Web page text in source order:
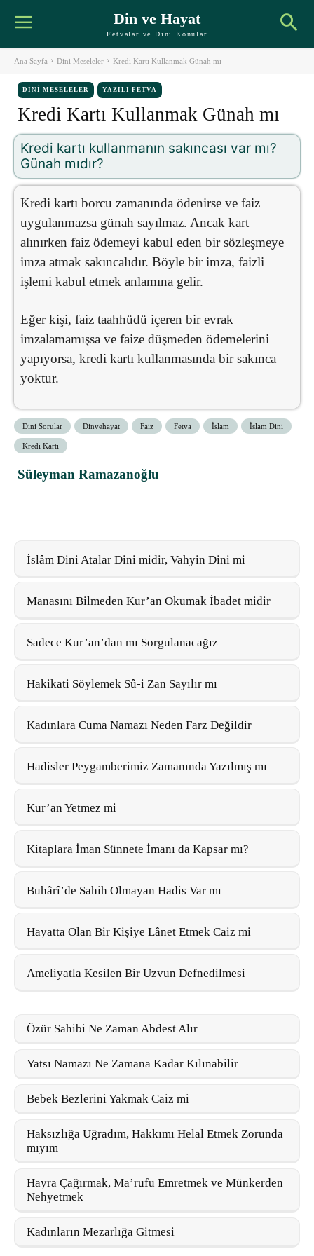
Din ve Hayat
Fetvalar ve Dini Konular
Ana Sayfa Dini Meseleler Kredi Kartı Kullanmak Günah mı
DINI MESELELER YAZILI FETVA
Kredi Kartı Kullanmak Günah mı
Kredi kartı kullanmanın sakıncası var mı?
Günah mıdır?
Kredi kartı borcu zamanında ödenirse ve faiz
uygulanmazsa günah sayılmaz. Ancak kart
alınırken faiz ödemeyi kabul eden bir sözleşmeye
imza atmak sakıncalıdır. Böyle bir imza, faizli
işlemi kabul etmek anlamına gelir.
Eğer kişi, faiz taahhüdü içeren bir evrak
imzalamamışsa ve faize düşmeden ödemelerini
yapıyorsa, kredi kartı kullanmasında bir sakınca
yoktur.
Dini Sorular Dinvehayat Faiz Fetva İslam İslam Dini
Kredi Kartı
Süleyman Ramazanoğlu
İslâm Dini Atalar Dini midir, Vahyin Dini mi
Manasını Bilmeden Kur’an Okumak İbadet midir
Sadece Kur’an’dan mı Sorgulanacağız
Hakikati Söylemek Sû-i Zan Sayılır mı
Kadınlara Cuma Namazı Neden Farz Değildir
Hadisler Peygamberimiz Zamanında Yazılmış mı
Kur’an Yetmez mi
Kitaplara İman Sünnete İmanı da Kapsar mı?
Buhârî’de Sahih Olmayan Hadis Var mı
Hayatta Olan Bir Kişiye Lânet Etmek Caiz mi
Ameliyatla Kesilen Bir Uzvun Defnedilmesi
Özür Sahibi Ne Zaman Abdest Alır
Yatsı Namazı Ne Zamana Kadar Kılınabilir
Bebek Bezlerini Yakmak Caiz mi
Haksızlığa Uğradım, Hakkımı Helal Etmek Zorunda
mıyım
Hayra Çağırmak, Ma’rufu Emretmek ve Münkerden
Nehyetmek
Kadınların Mezarlığa Gitmesi